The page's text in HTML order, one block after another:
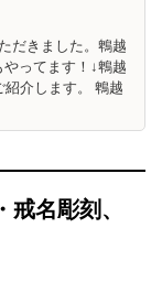
だきました。鵯越
ってます！↓鵯越
介します。 鵯越
名彫刻、